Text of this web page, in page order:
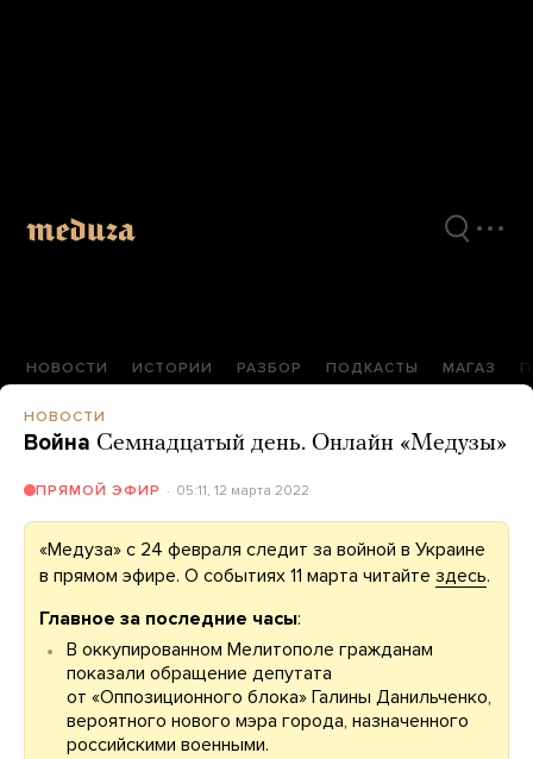
НОВОСТИ ИСТОРИИ РАЗБОР ПОДКАСТЫ МАГАЗ
НОВОСТИ
Война Семнадцатый день. Онлайн «Медузы»
ПРЯМОЙ ЭФИР 05:11, 12 марта 2022
«Медуза» с 24 февраля следит за войной в Украине
в прямом эфире. О событиях 11 марта читайте здесь.
Главное за последние часы:
В оккупированном Мелитополе гражданам
показали обращение депутата
от «Оппозиционного блока» Галины Данильченко,
вероятного нового мэра города, назначенного
российскими военными.